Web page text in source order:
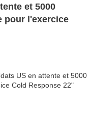
et 5000
pour l'exercice